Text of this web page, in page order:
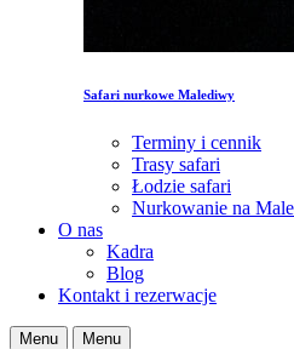
Safari nurkowe Malediwy
Terminy i cennik
Trasy safari
Łodzie safari
Nurkowanie na
O nas
Kadra
Blog
Kontakt i rezerwacje
Menu
Menu